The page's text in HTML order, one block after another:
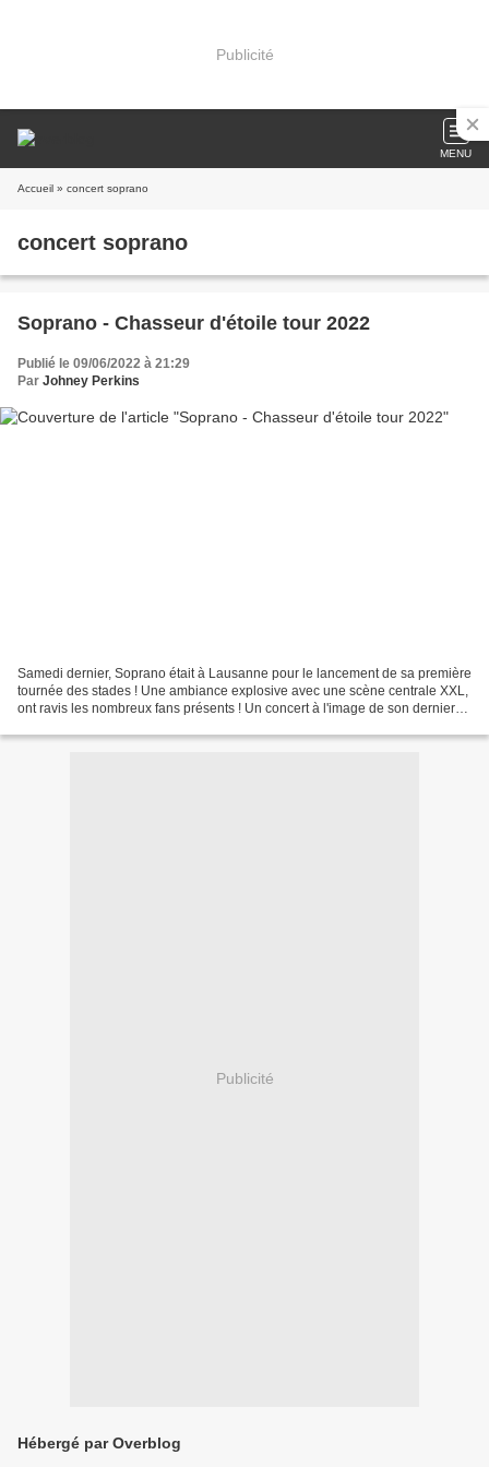
Publicité
MENU
Accueil » concert soprano
concert soprano
Soprano - Chasseur d'étoile tour 2022
Publié le 09/06/2022 à 21:29
Par Johney Perkins
Samedi dernier, Soprano était à Lausanne pour le lancement de sa première
tournée des stades ! Une ambiance explosive avec une scène centrale XXL,
ont ravis les nombreux fans présents ! Un concert à l'image de son dernier
Publicité
Hébergé par Overblog